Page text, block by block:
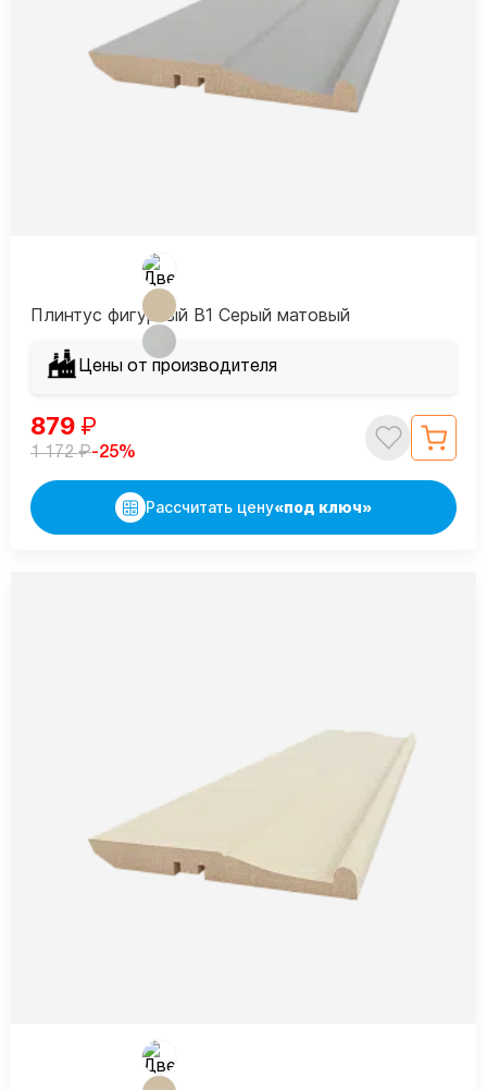
Плинтус фигурный В1 Серый матовый
Цены от производителя
879 ₽
1 172₽-25%
Рассчитать цену«под ключ»